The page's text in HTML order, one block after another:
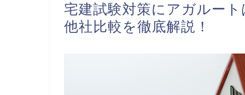
宅建試験対策にアガルート
他社比較を徹底解説！